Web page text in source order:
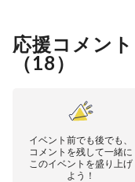
応援コメント
（18）
イベント前でも後でも、
コメントを残して一緒に
このイベントを盛り上げ
よう！